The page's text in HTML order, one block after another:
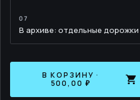
В архиве: отдельные дорожки
В КОРЗИНУ ·
500,00 ₽